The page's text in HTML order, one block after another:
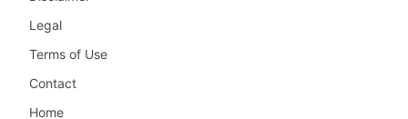
Legal
Terms of Use
Contact
Home